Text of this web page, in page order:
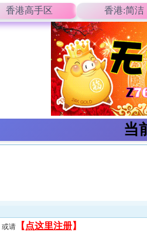
香港高手区 香港:简洁
当
或请 【 点这里注册】